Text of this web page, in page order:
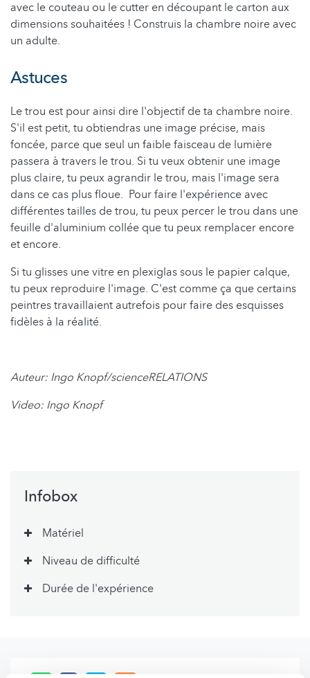
avec le couteau ou le cutter en découpant le carton aux
dimensions souhaitées ! Construis la chambre noire avec
un adulte.
Astuces
Le trou est pour ainsi dire l'objectif de ta chambre noire.
S'il est petit, tu obtiendras une image précise, mais
foncée, parce que seul un faible faisceau de lumière
passera à travers le trou. Si tu veux obtenir une image
plus claire, tu peux agrandir le trou, mais l'image sera
dans ce cas plus floue. Pour faire l'expérience avec
différentes tailles de trou, tu peux percer le trou dans une
feuille d'aluminium collée que tu peux remplacer encore
et encore.
Si tu glisses une vitre en plexiglas sous le papier calque,
tu peux reproduire l'image. C'est comme ça que certains
peintres travaillaient autrefois pour faire des esquisses
fidèles à la réalité.
Auteur: Ingo Knopf/scienceRELATIONS
Video: Ingo Knopf
Infobox
Matériel
Niveau de difficulté
Durée de l'expérience